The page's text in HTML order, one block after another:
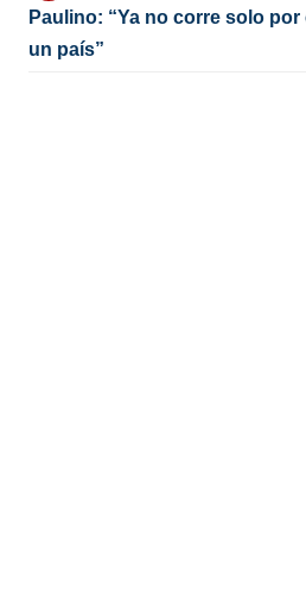
Paulino: “Ya no corre solo
un país”